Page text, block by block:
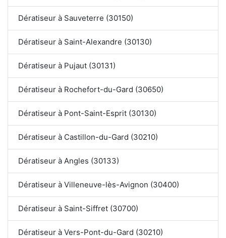
Dératiseur à Sauveterre (30150)
Dératiseur à Saint-Alexandre (30130)
Dératiseur à Pujaut (30131)
Dératiseur à Rochefort-du-Gard (30650)
Dératiseur à Pont-Saint-Esprit (30130)
Dératiseur à Castillon-du-Gard (30210)
Dératiseur à Angles (30133)
Dératiseur à Villeneuve-lès-Avignon (30400)
Dératiseur à Saint-Siffret (30700)
Dératiseur à Vers-Pont-du-Gard (30210)